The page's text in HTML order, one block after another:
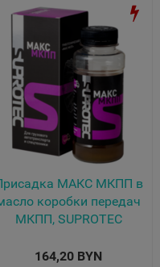
МАКС МКПП в
коробки передач
МКПП, SUPROTEC
164,20 BYN